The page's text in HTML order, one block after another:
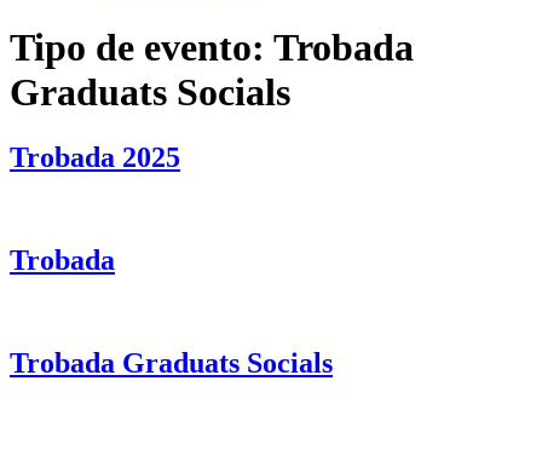
Tipo de evento: Trobada
Graduats Socials
Trobada 2025
Trobada
Trobada Graduats Socials